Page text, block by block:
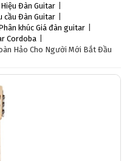
Đàn Guitar
cầu Đàn Guitar
khúc Giá đàn guitar
Cordoba
Hảo Cho Người Mới Bắt Đầu